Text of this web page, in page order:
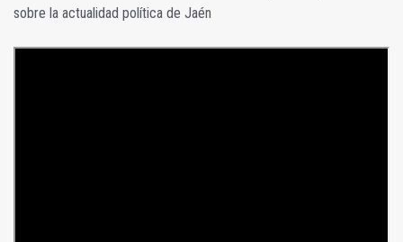
sobre la actualidad política de Jaén